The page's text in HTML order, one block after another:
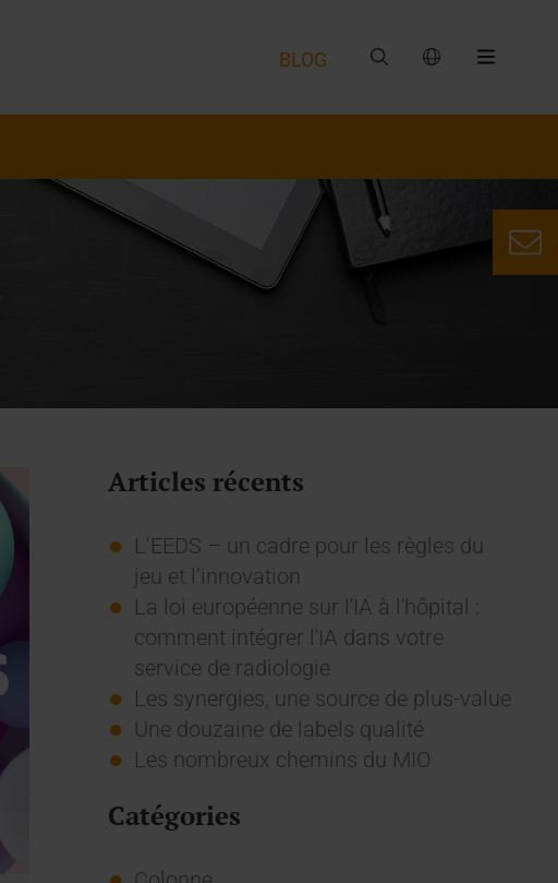
BLOG
Articles récents
L’EEDS – un cadre pour les règles du
jeu et l’innovation
La loi européenne sur l'IA à l'hôpital :
comment intégrer l'IA dans votre
service de radiologie
Les synergies, une source de plus-value
Une douzaine de labels qualité
Les nombreux chemins du MIO
Catégories